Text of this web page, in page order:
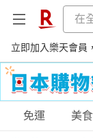
立即加入樂天會員
購物網分類
免運 美食